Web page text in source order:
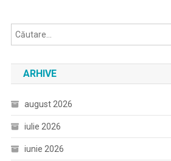
ARHIVE
august 2026
iulie 2026
iunie 2026